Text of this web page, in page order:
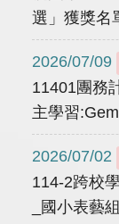
選」獲獎名
2026/07/09
11401團務
主學習
2026/07/02
114-2跨校
_國小表藝組